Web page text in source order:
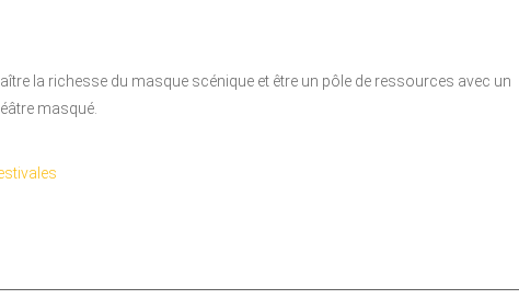
la richesse du masque scénique et être un pôle de ressources avec un
masqué.